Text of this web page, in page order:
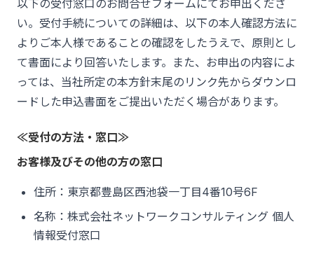
以下の受付窓口のお問合せフォームにてお申出くださ
い。受付手続についての詳細は、以下の本人確認方法に
よりご本人様であることの確認をしたうえで、原則とし
て書面により回答いたします。また、お申出の内容によ
っては、当社所定の本方針末尾のリンク先からダウンロ
ードした申込書面をご提出いただく場合があります。
≪受付の方法・窓口≫
お客様及びその他の方の窓口
住所：東京都豊島区西池袋一丁目4番10号6F
名称：株式会社ネットワークコンサルティング 個人
情報受付窓口